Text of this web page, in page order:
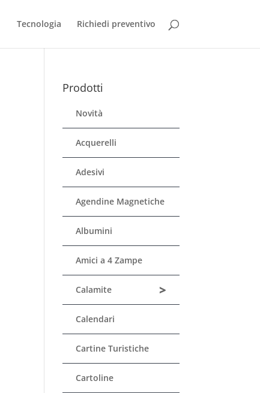
Tecnologia Richiedi preventivo
Prodotti
Novità
Acquerelli
Adesivi
Agendine Magnetiche
Albumini
Amici a 4 Zampe
>
Calamite
Calendari
Cartine Turistiche
Cartoline